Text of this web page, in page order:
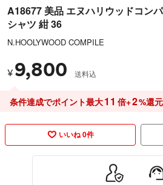
A18677 美品 エヌハリウッドコン
シャツ 紺 36
N.HOOLYWOOD COMPILE
¥ 9,800 送料込
条件達成でポイント最大11 倍+2%還元
いいね 0件